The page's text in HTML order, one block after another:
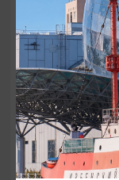
ДЕТЯМ